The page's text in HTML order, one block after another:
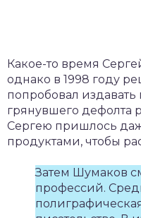
Какое-то время
однако в 1998 году
попробовал издавать
грянувшего дефолта
Сергею пришлось
продуктами, чтобы
Затем Шумаков
профессий.